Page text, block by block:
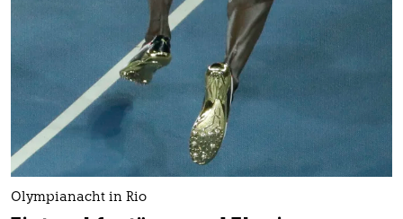
Olympianacht in Rio